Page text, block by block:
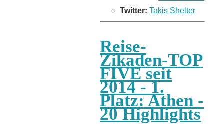
Twitter: Takis Shelter
Reise-
Zikaden-TOP
FIVE seit
2014 - 1.
Platz: Athen -
20 Highlights